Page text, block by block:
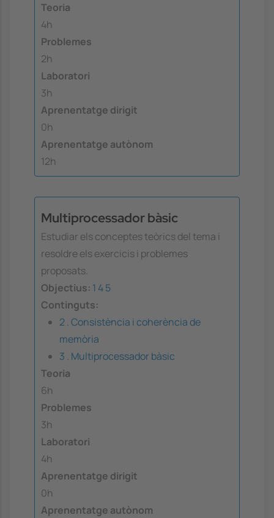
Teoria
4h
Problemes
2h
Laboratori
3h
Aprenentatge dirigit
0h
Aprenentatge autònom
12h
Multiprocessador bàsic
Estudiar els conceptes teòrics del tema i
resoldre els exercicis i problemes
proposats.
Objectius: 1 45
Continguts:
2 . Consistència i coherència de
memòria
3 . Multiprocessador bàsic
Teoria
6h
Problemes
3h
Laboratori
4h
Aprenentatge dirigit
0h
Aprenentatge autònom